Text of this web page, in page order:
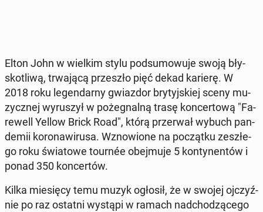
Elton John w wielkim stylu pod­su­mo­wu­je swoją bły­
sko­tli­wą, trwa­ją­cą prze­szło pięć dekad karierę. W
2018 roku le­gen­dar­ny gwiaz­dor bry­tyj­skiej sceny mu­
zycz­nej wy­ru­szył w po­że­gnal­ną trasę kon­cer­to­wą "Fa­
re­well Yellow Brick Road", którą prze­rwał wybuch pan­
de­mii ko­ro­na­wi­ru­sa. Wzno­wio­ne na po­cząt­ku ze­szłe­
go roku świa­to­we tournée obej­mu­je 5 kon­ty­nen­tów i
ponad 350 kon­cer­tów.
Kilka mie­się­cy temu muzyk ogłosił, że w swojej oj­czyź­
nie po raz ostatni wystąpi w ramach nad­cho­dzą­ce­go